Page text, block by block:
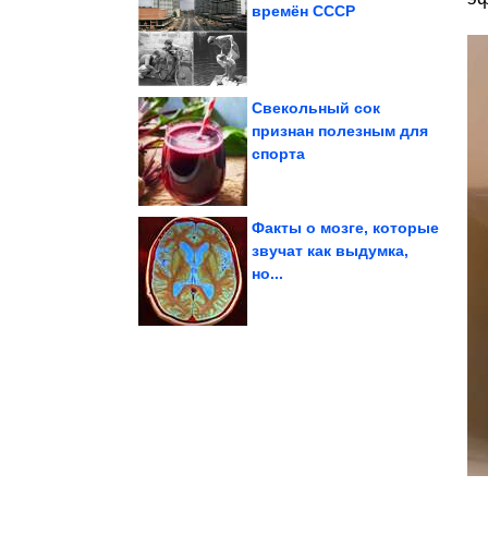
времён СССР
Когда вселенная
Свекольный сок
признан полезным для
спорта
которые вышли замуж
Факты о мозге, которые
звучат как выдумка,
но...